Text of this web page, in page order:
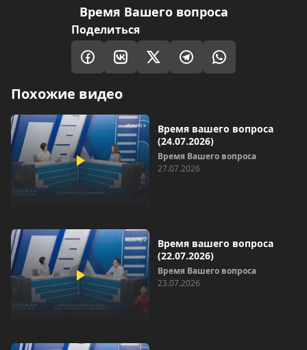
Время Вашего вопроса
Поделиться
Похожие видео
Время вашего вопроса
(24.07.2026)
Время Вашего вопроса
27.07.2026
Время вашего вопроса
(22.07.2026)
Время Вашего вопроса
23.07.2026